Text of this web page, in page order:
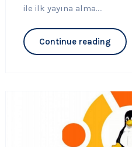
ile ilk yayına alma....
Continue reading